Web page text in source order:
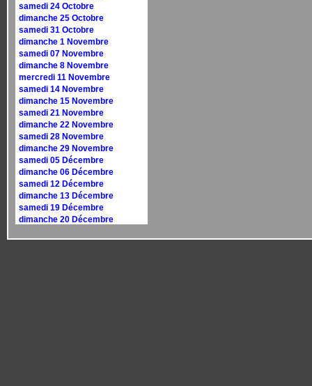
samedi 24 Octobre
dimanche 25 Octobre
samedi 31 Octobre
dimanche 1 Novembre
samedi 07 Novembre
dimanche 8 Novembre
mercredi 11 Novembre
samedi 14 Novembre
dimanche 15 Novembre
samedi 21 Novembre
dimanche 22 Novembre
samedi 28 Novembre
dimanche 29 Novembre
samedi 05 Décembre
dimanche 06 Décembre
samedi 12 Décembre
dimanche 13 Décembre
samedi 19 Décembre
dimanche 20 Décembre